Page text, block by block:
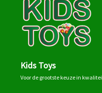
Kids Toys
Voor de grootste keuze in